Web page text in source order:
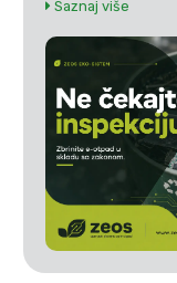
Saznaj više